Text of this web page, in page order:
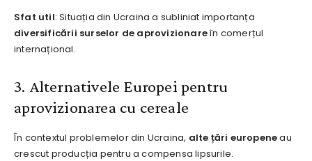
Sfat util: Situația din Ucraina a subliniat importanța
diversificării surselor de aprovizionareîn comerțul
internațional.
3. Alternativele Europei pentru
aprovizionarea cu cereale
În contextul problemelor din Ucraina, alte țări europeneau
crescut producția pentru a compensa lipsurile.